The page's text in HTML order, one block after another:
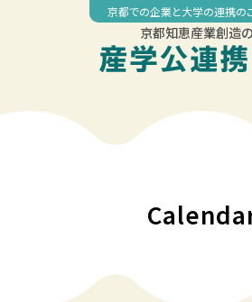
京都での企業と大学の連携の
京都知恵産業創造